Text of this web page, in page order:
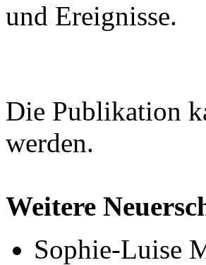
und Ereignisse.
Die Publikation
werden.
Weitere
Sophie-Luise